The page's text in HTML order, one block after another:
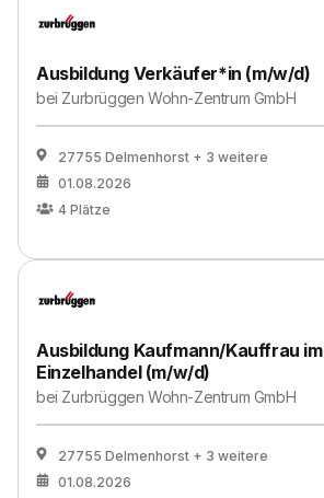
Ausbildung Verkäufer*in (m/w/d)
bei Zurbrüggen Wohn-Zentrum GmbH
27755 Delmenhorst + 3 weitere
01.08.2026
4 Plätze
Ausbildung Kaufmann/Kauffrau im
Einzelhandel (m/w/d)
bei Zurbrüggen Wohn-Zentrum GmbH
27755 Delmenhorst + 3 weitere
01.08.2026